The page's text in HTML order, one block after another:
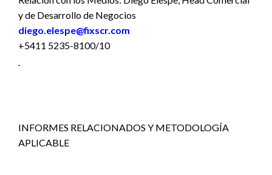
y de Desarrollo de Negocios
diego.elespe@fixscr.com
+5411 5235-8100/10
INFORMES RELACIONADOS Y METODOLOGÍA
APLICABLE